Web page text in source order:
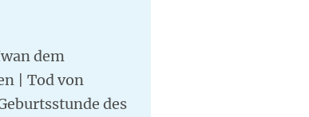
dem
| Tod von
des